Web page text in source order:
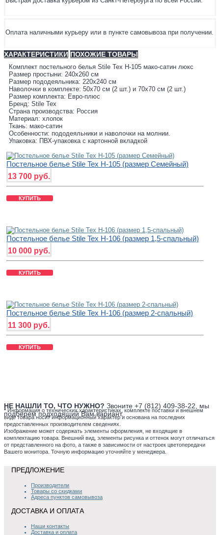
Оплата наличными курьеру или в пункте самовывоза при получении.
ХАРАКТЕРИСТИКИ ПОХОЖИЕ ТОВАРЫ
Комплект постельного белья Stile Tex H-105 мако-сатин люкс
Размер простыни: 240х260 см
Размер пододеяльника: 220х240 см
Наволочки в комплекте: 50х70 см (2 шт.) и 70х70 см (2 шт.)
Размер комплекта: Евро-плюс
Бренд: Stile Tex
Страна производства: Россия
Материал: хлопок
Ткань: мако-сатин
Особенности: пододеяльники и наволочки на молнии.
Упаковка: ПВХ-упаковка с картонной вкладкой
Постельное белье Stile Tex H-105 (размер Семейный)
13 700 руб.
КУПИТЬ
Постельное белье Stile Tex H-106 (размер 1,5-спальный)
10 000 руб.
КУПИТЬ
Постельное белье Stile Tex H-106 (размер 2-спальный)
11 300 руб.
КУПИТЬ
НЕ НАШЛИ ТО, ЧТО НУЖНО? Звоните +7 (812) 409-38-22, мы
подберем подходящий Вам вариант.
* Информация о технических характеристиках, комплекте поставки и внешнем
виде товара носит информационный характер и основана на последних
предоставленных производителем сведениях.
Изображение может содержать элементы оформления, не входящие в
комплектацию товара. Внешний вид, элементы рисунка и оттенок могут отличаться
от представленного на фото, а также в зависимости от настроек цветопередачи
Вашего монитора. Точную информацию уточняйте у менеджера.
ПРЕДЛОЖЕНИЕ
Производители
Товары со скидками
Адреса пунктов самовывоза
ДОСТАВКА И ОПЛАТА
Наши контакты
Доставка и оплата